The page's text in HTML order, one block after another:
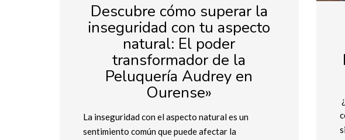
Descubre cómo superar la
inseguridad con tu aspecto
natural: El poder
transformador de la
Peluquería Audrey en
Ourense»
La inseguridad con el aspecto natural es un
sentimiento común que puede afectar la